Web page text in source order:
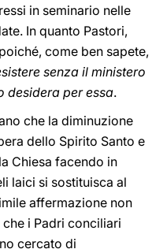
in seminario nelle
In quanto Pastori,
come ben sapete,
senza il ministero
desidera per essa.
che la diminuzione
dello Spirito Santo e
Chiesa facendo in
laici si sostituisca al
affermazione non
i Padri conciliari
cercato di